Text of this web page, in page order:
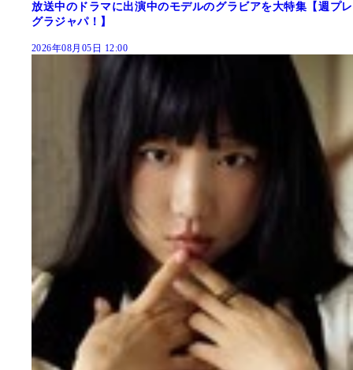
放送中のドラマに出演中のモデルのグラビアを大特集【週プレ
グラジャパ！】
2026年08月05日 12:00